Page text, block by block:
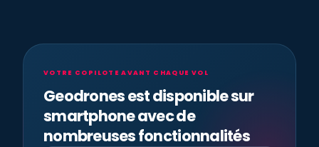
VOTRE COPILOTE AVANT CHAQUE VOL
Geodrones est disponible sur
smartphone avec de
nombreuses fonctionnalités